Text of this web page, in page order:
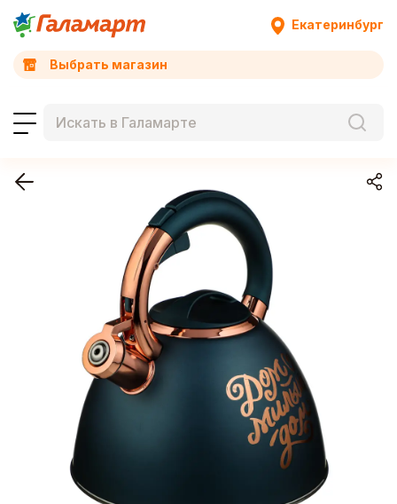
Екатеринбург
Выбрать магазин